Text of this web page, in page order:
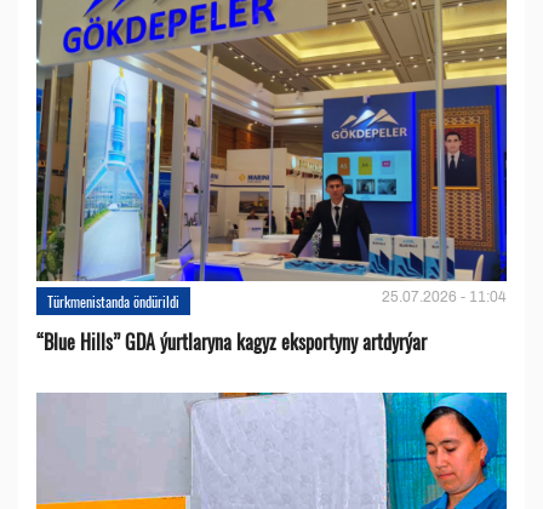
Türkmenistanda öndürildi 25.07.2026 - 11:04
“Blue Hills” GDA ýurtlaryna kagyz eksportyny artdyrýar